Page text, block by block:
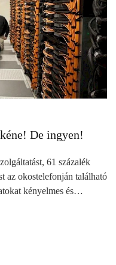
De ingyen!
61 százalék
az okostelefonján található
kényelmes és…